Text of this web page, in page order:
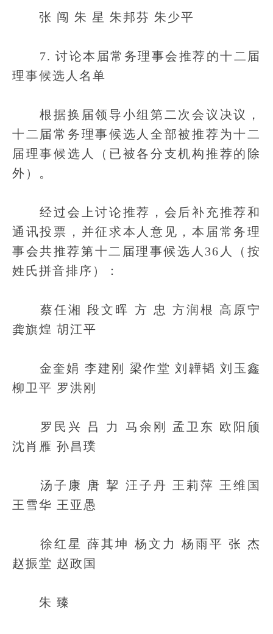
张 闯 朱 星 朱邦芬 朱少平
7. 讨论本届常务理事会推荐的十二届
理事候选人名单
根据换届领导小组第二次会议决议，
十二届常务理事候选人全部被推荐为十二
届理事候选人（已被各分支机构推荐的除
外）。
经过会上讨论推荐，会后补充推荐和
通讯投票，并征求本人意见，本届常务理
事会共推荐第十二届理事候选人36人（按
姓氏拼音排序）：
蔡任湘 段文晖 方 忠 方润根 高原宁
龚旗煌 胡江平
金奎娟 李建刚 梁作堂 刘韡韬 刘玉鑫
柳卫平 罗洪刚
罗民兴 吕 力 马余刚 孟卫东 欧阳颀
沈肖雁 孙昌璞
汤子康 唐 挈 汪子丹 王莉萍 王维国
王雪华 王亚愚
徐红星 薛其坤 杨文力 杨雨平 张 杰
赵振堂 赵政国
朱 臻